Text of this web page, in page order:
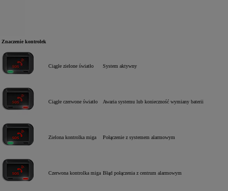
Znaczenie kontrolek
Ciągłe zielone światło System aktywny
Ciągłe czerwone światło Awaria systemu lub konieczność wymiany baterii
Zielona kontrolka miga Połączenie z systemem alarmowym
Czerwona kontrolka miga Błąd połączenia z centrum alarmowym